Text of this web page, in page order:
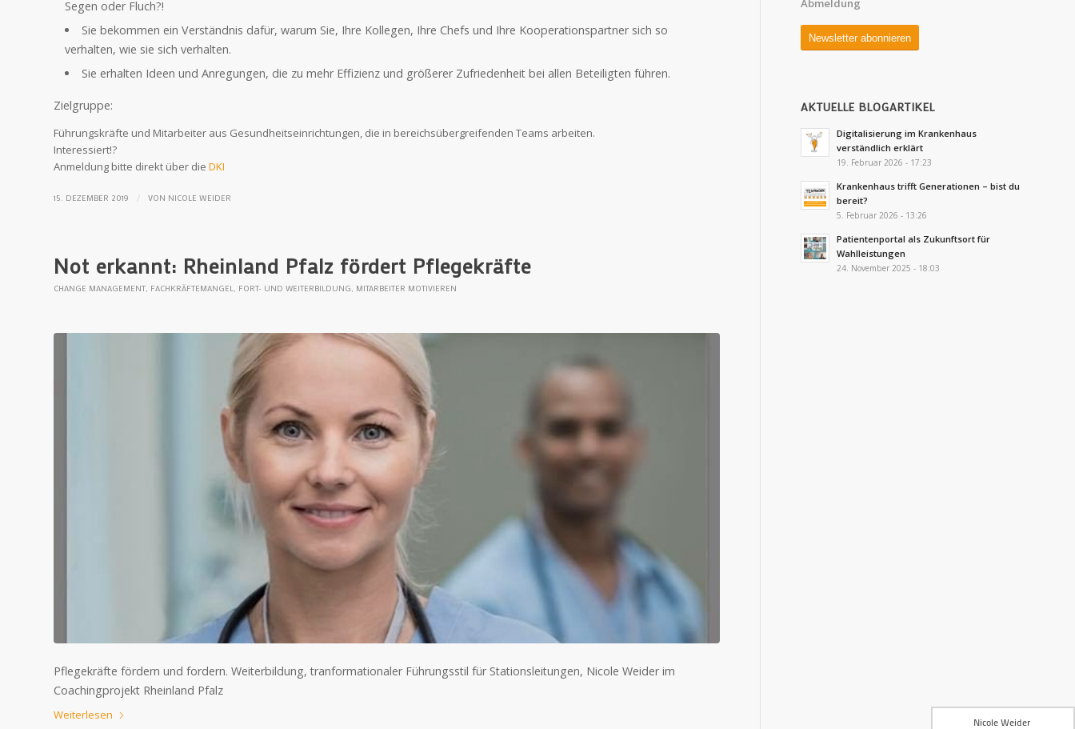
Segen oder Fluch?!
Sie bekommen ein Verständnis dafür, warum Sie, Ihre Kollegen, Ihre Chefs und Ihre Kooperationspartner sich so
verhalten, wie sie sich verhalten.
Sie erhalten Ideen und Anregungen, die zu mehr Effizienz und größerer Zufriedenheit bei allen Beteiligten führen.
Zielgruppe:
Führungskräfte und Mitarbeiter aus Gesundheitseinrichtungen, die in bereichsübergreifenden Teams arbeiten.
Interessiert!?
Anmeldung bitte direkt über die DKI
15. DEZEMBER 2019 / VON NICOLE WEIDER
Not erkannt: Rheinland Pfalz fördert Pflegekräfte
CHANGE MANAGEMENT FACHKRÄFTEMANGEL FORT- UND WEITERBILDUNG MITARBEITER MOTIVIEREN
Pflegekräfte fördern und fordern. Weiterbildung, tranformationaler Führungsstil für Stationsleitungen, Nicole Weider im
Coachingprojekt Rheinland Pfalz
Weiterlesen
Abmeldung
AKTUELLE BLOGARTIKEL
Digitalisierung im Krankenhaus
verständlich erklärt
19. Februar 2026 - 17:23
Krankenhaus trifft Generationen – bist du
bereit?
5. Februar 2026 - 13:26
Patientenportal als Zukunftsort für
Wahlleistungen
24. November 2025 - 18:03